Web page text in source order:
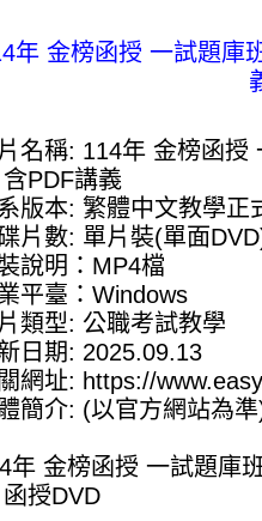
年 金榜函授 一試題庫
名稱: 114年 金榜函授
PDF講義
版本: 繁體中文教學正
片數: 單片裝(單面
說明：MP4檔
平臺：Windows
類型: 公職考試教學
日期: 2025.09.13
網址: https://
簡介: (以官方網站為
年 金榜函授 一試題庫
授DVD